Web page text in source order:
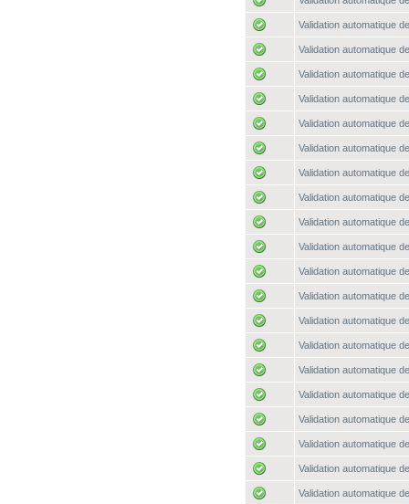
Validation automatique
Validation automatique
Validation automatique
Validation automatique
Validation automatique
Validation automatique
Validation automatique
Validation automatique
Validation automatique
Validation automatique
Validation automatique
Validation automatique
Validation automatique
Validation automatique
Validation automatique
Validation automatique
Validation automatique
Validation automatique
Validation automatique
Validation automatique